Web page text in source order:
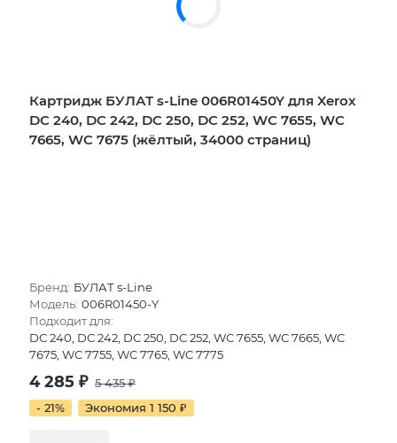
Картридж БУЛАТ s-Line 006R01450Y для Xerox
DC 240, DC 242, DC 250, DC 252, WC 7655, WC
7665, WC 7675 (жёлтый, 34000 страниц)
Бренд: БУЛАТ s-Line
Модель: 006R01450-Y
Подходит для:
DC 240, DC 242, DC 250, DC 252, WC 7655, WC 7665, WC
7675, WC 7755, WC 7765, WC 7775
4 285 ₽ 5 435₽
- 21%
Экономия 1 150 ₽